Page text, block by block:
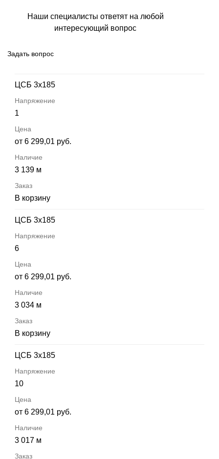
Наши специалисты ответят на любой
интересующий вопрос
Задать вопрос
ЦСБ 3х185
1
от 6 299,01 руб.
3 139 м
В корзину
ЦСБ 3х185
6
от 6 299,01 руб.
3 034 м
В корзину
ЦСБ 3х185
10
от 6 299,01 руб.
3 017 м